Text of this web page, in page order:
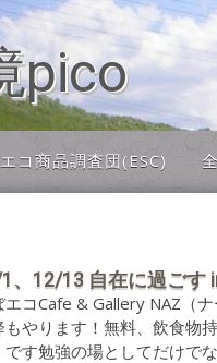
pico
エコ商品調査団(ESC)
全
、12/13 自在に過ごす
エコCafe & Gallery NAZ（
もやります！無料、飲食物
です勉強の場としてだけで